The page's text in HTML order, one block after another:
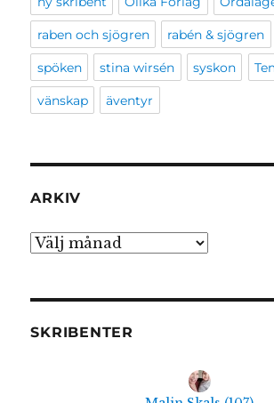
raben och sjögren rabén & sjögren
spöken stina wirsén syskon
vänskap äventyr
ARKIV
Arkiv
SKRIBENTER